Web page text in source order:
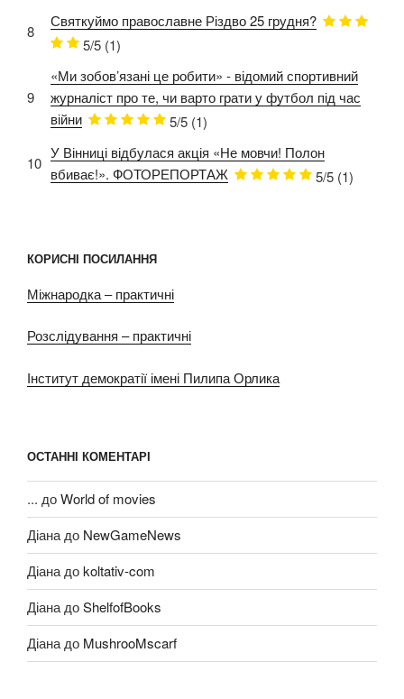
8
Святкуймо православне Різдво 25 грудня?
5/5 (1)
9
«Ми зобов’язані це робити» - відомий спортивний
журналіст про те, чи варто грати у футбол під час
війни
5/5 (1)
10
У Вінниці відбулася акція «Не мовчи! Полон
вбиває!». ФОТОРЕПОРТАЖ
5/5 (1)
КОРИСНІ ПОСИЛАННЯ
Міжнародка – практичні
Розслідування – практичні
Інститут демократії імені Пилипа Орлика
ОСТАННІ КОМЕНТАРІ
... доWorld of movies
Діана до NewGameNews
Діана доkoltativ-com
Діана доShelfofBooks
Діана до MushrooMscarf